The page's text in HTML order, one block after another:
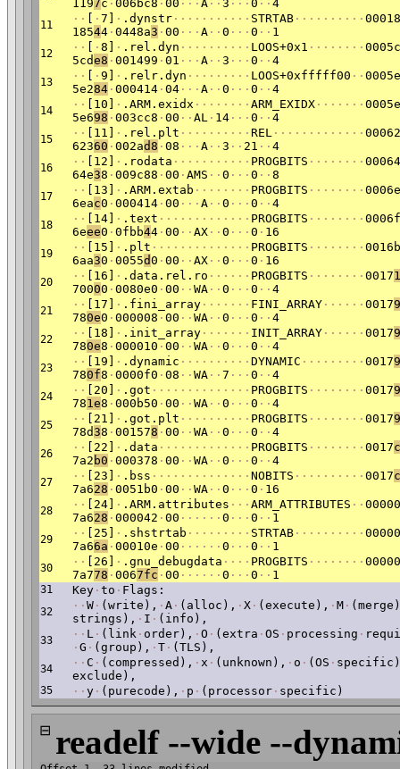
1197c · 006bc8 · 00 · · · A · · 3 · · · 0 · · 4
11 · · · 7] · .dynstr · · · · · · · · · · · STRTAB · · · · · · · · · ·
18544 · 0448a3 · 00 · · · A · · 0 · · · 0 · · 1
12 · · · 8] · .rel.dyn · · · · · · · · · · LOOS+0x1 · · · · · · · ·
5cde8 · 001499 · 01 · · · A · · 3 · · · 0 · · 4
13 · · · 9] · .relr.dyn · · · · · · · · · LOOS+0xfffff00 · ·
5e284 · 000414 · 04 · · · A · · 0 · · · 0 · · 4
14 · · [10] · .ARM.exidx · · · · · · · · ARM_EXIDX · · · · · · ·
5e698 · 003cc8 · 00 · · AL · 14 · · · 0 · · 4
15 · · [11] · .rel.plt · · · · · · · · · · REL · · · · · · · · · · · · ·
62360 · 002ad8 · 08 · · · A · · 3 · · 21 · · 4
16 · · [12] · .rodata · · · · · · · · · · · PROGBITS · · · · · · · ·
64e38 · 009c88 · 00 · AMS · · 0 · · · 0 · · 8
17 · · [13] · .ARM.extab · · · · · · · · PROGBITS · · · · · · · ·
6eac0 · 000414 · 00 · · · A · · 0 · · · 0 · · 4
18 · · [14] · .text · · · · · · · · · · · · · PROGBITS · · · · · · · · 0006f
6eee0 · 0fbb44 · 00 · · AX · · 0 · · · 0 · 16
19 · · [15] · .plt · · · · · · · · · · · · · · PROGBITS · · · · · · · ·
6aa30 · 0055d0 · 00 · · AX · · 0 · · · 0 · 16
20 · · [16] · .data.rel.ro · · · · · · PROGBITS · · · · · · · · 00171
70000 · 0080e0 · 00 · · WA · · 0 · · · 0 · · 4
21 · · [17] · .fini_array · · · · · · · FINI_ARRAY · · · · · · 0017
780e0 · 000008 · 00 · · WA · · 0 · · · 0 · · 4
22 · · [18] · .init_array · · · · · · · INIT_ARRAY · · · · · · 0017
780e8 · 000010 · 00 · · WA · · 0 · · · 0 · · 4
23 · · [19] · .dynamic · · · · · · · · · · DYNAMIC · · · · · · · · · 0017
780f8 · 0000f0 · 08 · · WA · · 7 · · · 0 · · 4
24 · · [20] · .got · · · · · · · · · · · · · · PROGBITS · · · · · · · · 0017
781e8 · 000b50 · 00 · · WA · · 0 · · · 0 · · 4
25 · · [21] · .got.plt · · · · · · · · · · PROGBITS · · · · · · · · 00179
78d38 · 001578 · 00 · · WA · · 0 · · · 0 · · 4
26 · · [22] · .data · · · · · · · · · · · · · PROGBITS · · · · · · · · 0017c
7a2 b0 · 000378 · 00 · · WA · · 0 · · · 0 · · 4
27 · · [23] · .bss · · · · · · · · · · · · · · NOBITS · · · · · · · · · · 0017c
7a628 · 0051b0 · 00 · · WA · · 0 · · · 0 · 16
28 · · [24] · .ARM.attributes · · · ARM_ATTRIBUTES · ·
7a628 · 000042 · 00 · · · · · · 0 · · · 0 · · 1
29 · · [25] · .shstrtab · · · · · · · · · STRTAB · · · · · · · · · ·
7a66a · 00010e · 00 · · · · · · 0 · · · 0 · · 1
30 · · [26] · .gnu_debugdata · · · · PROGBITS · · · · · · · ·
7a778 · 0067fc · 00 · · · · · · 0 · · · 0 · · 1
31 Key · to · Flags:
32 · · W · (write), · A · (alloc), · X · (execute), · M ·
strings), · I · (info),
33 · · L · (link · order), · O · (extra · OS · processing ·
· G · (group), · T · (TLS),
34 · · C · (compressed), · x · (unknown), · o · (OS ·
exclude),
35 · · y · (purecode), · p · (processor · specific)
⊟ readelf --wide --